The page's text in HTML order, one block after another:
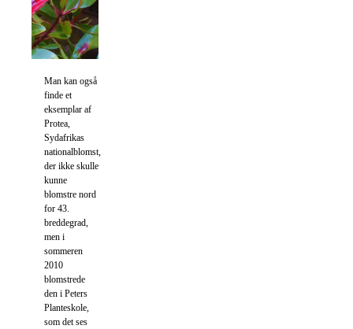
Man kan også
finde et
eksemplar af
Protea,
Sydafrikas
nationalblomst,
der ikke skulle
kunne
blomstre nord
for 43.
breddegrad,
men i
sommeren
2010
blomstrede
den i Peters
Planteskole,
som det ses